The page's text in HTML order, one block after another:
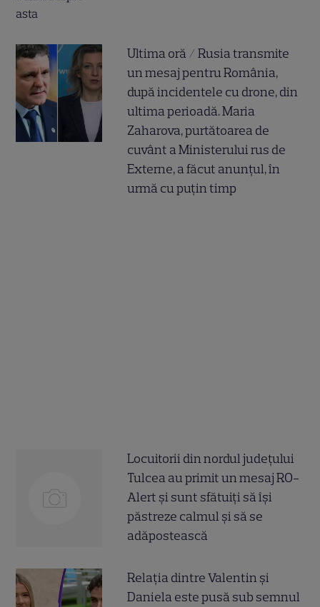
Ultima oră / Rusia transmite
un mesaj pentru România,
după incidentele cu drone, din
ultima perioadă. Maria
Zaharova, purtătoarea de
cuvânt a Ministerului rus de
Externe, a făcut anunțul, în
urmă cu puțin timp
Locuitorii din nordul judeţului
Tulcea au primit un mesaj RO-
Alert şi sunt sfătuiţi să îşi
păstreze calmul şi să se
adăpostească
Relația dintre Valentin și
Daniela este pusă sub semnul